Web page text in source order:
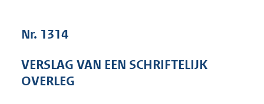
:
Nr. 1314
VERSLAG VAN EEN SCHRIFTELIJK
OVERLEG